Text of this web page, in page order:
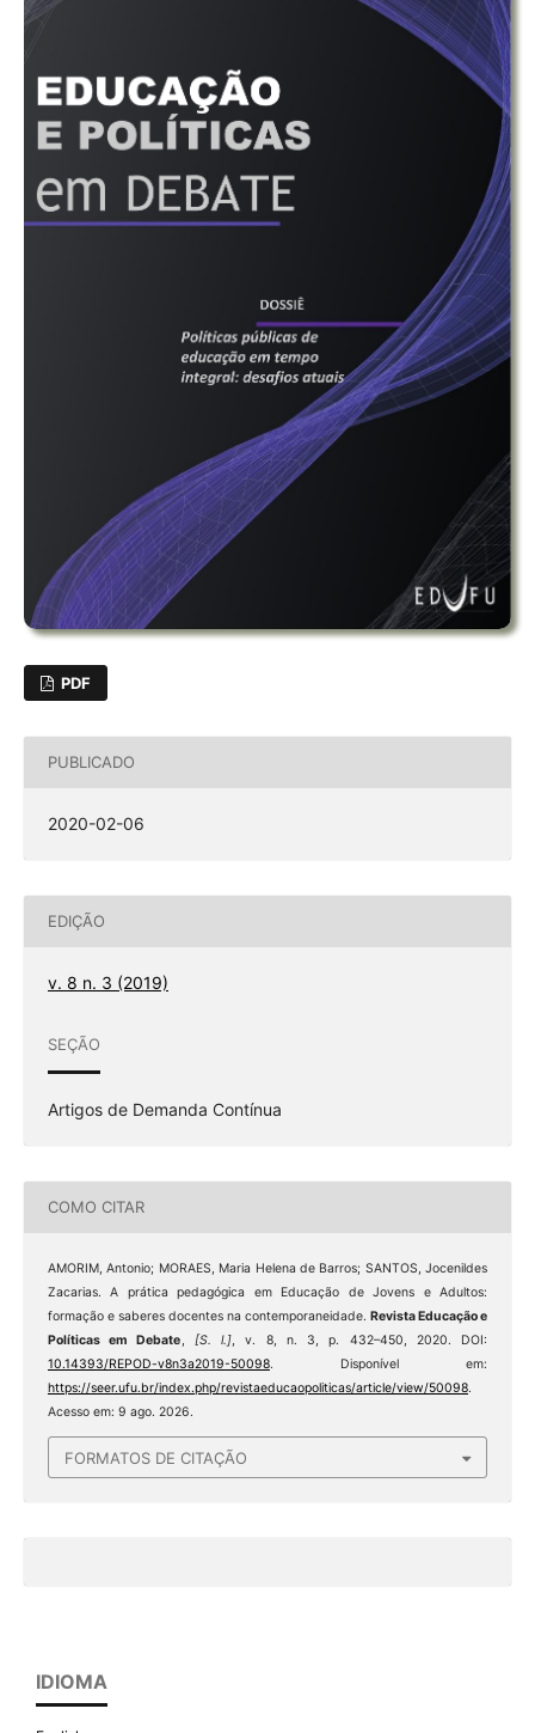
PDF
PUBLICADO
2020-02-06
EDIÇÃO
v. 8 n. 3 (2019)
SEÇÃO
Artigos de Demanda Contínua
COMO CITAR
AMORIM, Antonio; MORAES, Maria Helena de Barros; SANTOS, Jocenildes
Zacarias. A prática pedagógica em Educação de Jovens e Adultos:
formação e saberes docentes na contemporaneidade.Revista Educação e
Políticas em Debate, [S. l.], v. 8, n. 3, p. 432–450, 2020. DOI:
10.14393/REPOD-v8n3a2019-50098. Disponível em:
https://seer.ufu.br/index.php/revistaeducaopoliticas/article/view/50098.
Acesso em: 9 ago. 2026.
FORMATOS DE CITAÇÃO
IDIOMA